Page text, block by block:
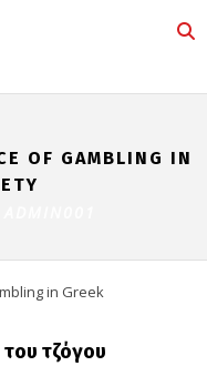
OF GAMBLING IN
in Greek
τζόγου